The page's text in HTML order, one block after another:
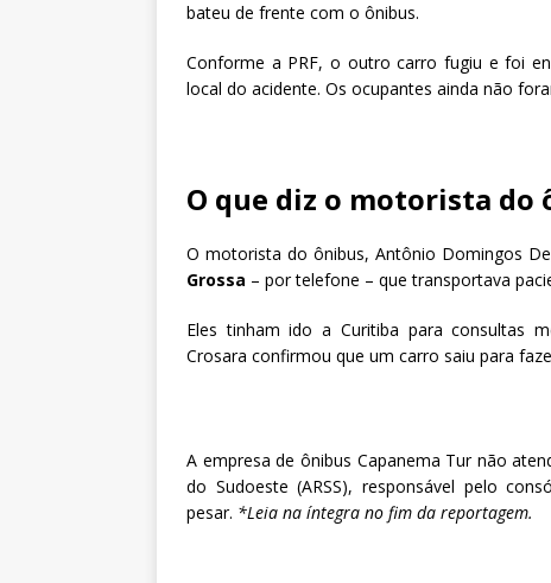
bateu de frente com o ônibus.
Conforme a PRF, o outro carro fugiu e foi
local do acidente. Os ocupantes ainda não
O que diz o motorista do
O motorista do ônibus, Antônio Domingos
Grossa – por telefone – que transportava
Eles tinham ido a Curitiba para consultas
Crosara confirmou que um carro saiu para
A empresa de ônibus Capanema Tur não
do Sudoeste (ARSS), responsável pelo
pesar. *Leia na íntegra no fim da reportagem.